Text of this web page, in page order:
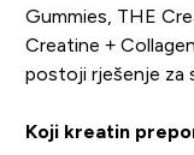
Gummies, THE
Creatine +
postoji rješenje za
Koji kreatin